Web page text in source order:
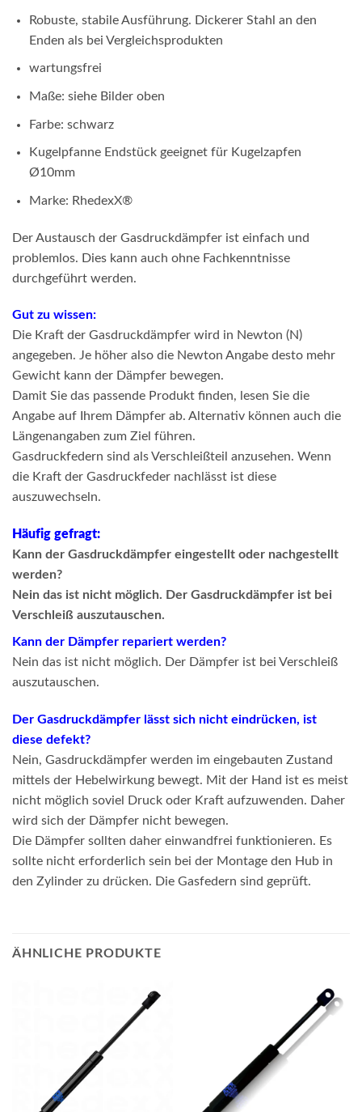
Robuste, stabile Ausführung. Dickerer Stahl an den
Enden als bei Vergleichsprodukten
wartungsfrei
Maße: siehe Bilder oben
Farbe: schwarz
Kugelpfanne Endstück geeignet für Kugelzapfen
Ø10mm
Marke: RhedexX®
Der Austausch der Gasdruckdämpfer ist einfach und
problemlos. Dies kann auch ohne Fachkenntnisse
durchgeführt werden.
Gut zu wissen:
Die Kraft der Gasdruckdämpfer wird in Newton (N)
angegeben. Je höher also die Newton Angabe desto mehr
Gewicht kann der Dämpfer bewegen.
Damit Sie das passende Produkt finden, lesen Sie die
Angabe auf Ihrem Dämpfer ab. Alternativ können auch die
Längenangaben zum Ziel führen.
Gasdruckfedern sind als Verschleißteil anzusehen. Wenn
die Kraft der Gasdruckfeder nachlässt ist diese
auszuwechseln.
Häufig gefragt:
Kann der Gasdruckdämpfer eingestellt oder nachgestellt
werden?
Nein das ist nicht möglich. Der Gasdruckdämpfer ist bei
Verschleiß auszutauschen.
Kann der Dämpfer repariert werden?
Nein das ist nicht möglich. Der Dämpfer ist bei Verschleiß
auszutauschen.
Der Gasdruckdämpfer lässt sich nicht eindrücken, ist
diese defekt?
Nein, Gasdruckdämpfer werden im eingebauten Zustand
mittels der Hebelwirkung bewegt. Mit der Hand ist es meist
nicht möglich soviel Druck oder Kraft aufzuwenden. Daher
wird sich der Dämpfer nicht bewegen.
Die Dämpfer sollten daher einwandfrei funktionieren. Es
sollte nicht erforderlich sein bei der Montage den Hub in
den Zylinder zu drücken. Die Gasfedern sind geprüft.
ÄHNLICHE PRODUKTE